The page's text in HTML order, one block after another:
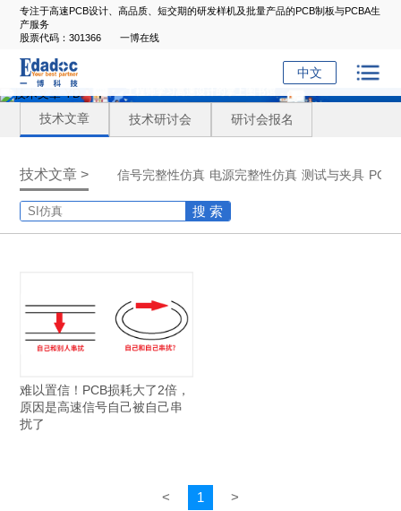
专注于高速PCB设计、高品质、短交期的研发样机及批量产品的PCB制板与PCBA生
产服务
股票代码：301366
一博在线
中文
技术文章 技术研讨会 研讨会报名
技术文章 > 信号完整性仿真 电源完整性仿真 测试与夹具 PCB
搜 索
难以置信！PCB损耗大了2倍，
原因是高速信号自己被自己串
扰了
< 1 >